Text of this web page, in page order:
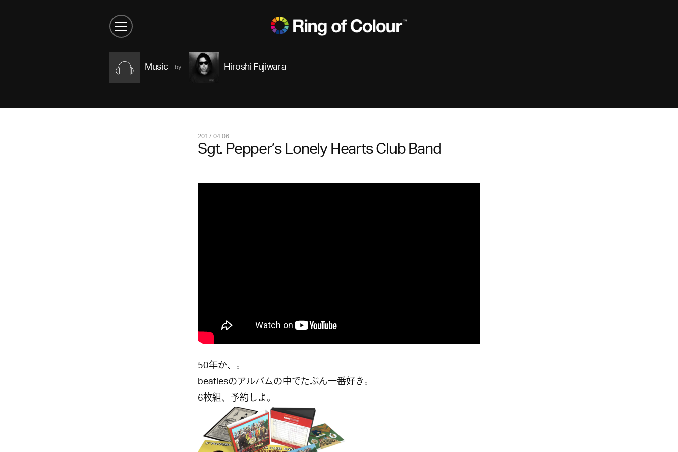
Music Hiroshi Fujiwara
2017.04.06
Sgt. Pepper’s Lonely Hearts Club Band
50年か、。
beatlesのアルバムの中でたぶん一番好き。
6枚組、予約しよ。